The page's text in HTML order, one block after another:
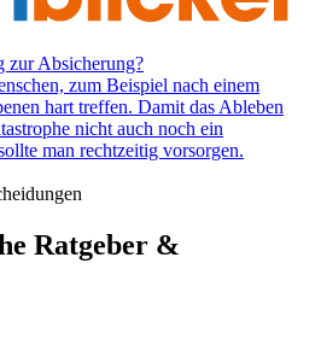
zur Absicherung?
zum Beispiel nach einem
hart treffen. Damit das Ableben
nicht auch noch ein
man rechtzeitig vorsorgen.
Ratgeber &